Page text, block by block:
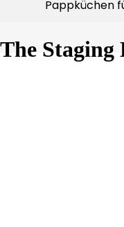
Pappküchen
The Staging